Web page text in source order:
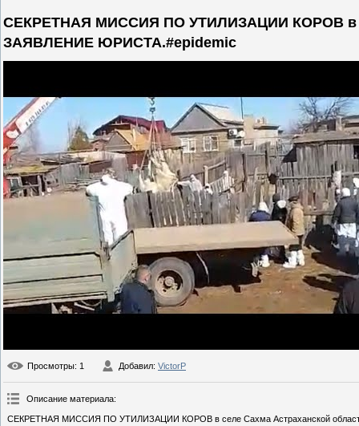
СЕКРЕТНАЯ МИССИЯ ПО УТИЛИЗАЦИИ КОРОВ в
ЗАЯВЛЕНИЕ ЮРИСТА.#epidemic
Просмотры: 1 Добавил: VictorP
Описание материала:
СЕКРЕТНАЯ МИССИЯ ПО УТИЛИЗАЦИИ КОРОВ в селе Сахма Астраханской